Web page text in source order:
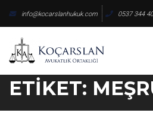
content
info@kocarslanhukuk.com 0537 344
ETIKET: